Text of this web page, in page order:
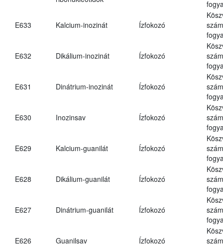
E633 Kalcium-inozinát Ízfokozó
E632 Dikálium-inozinát Ízfokozó
E631 Dinátrium-inozinát Ízfokozó
E630 Inozinsav Ízfokozó
E629 Kalcium-guanilát Ízfokozó
E628 Dikálium-guanilát Ízfokozó
E627 Dinátrium-guanilát Ízfokozó
E626 Guanilsav Ízfokozó